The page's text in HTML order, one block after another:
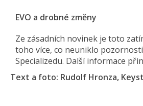
EVO a drobné změny
Ze zásadních novinek je toto
toho více, co neuniklo
Specializedu. Další informace
Text a foto: Rudolf Hronza,